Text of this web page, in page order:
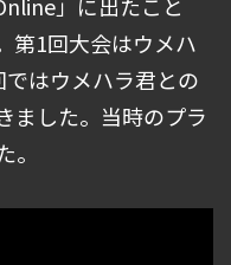
第1回大会はウメハ
はウメハラ君との
ました。当時のプラ